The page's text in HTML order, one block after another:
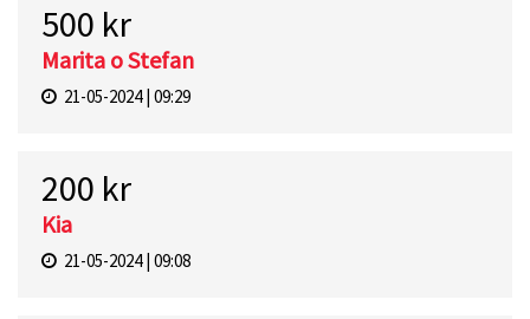
500 kr
Marita o Stefan
21-05-2024 | 09:29
200 kr
Kia
21-05-2024 | 09:08